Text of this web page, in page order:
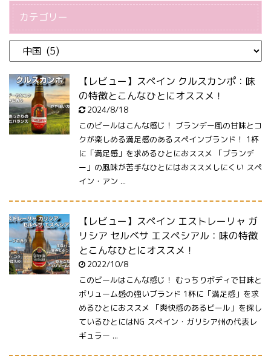
カテゴリー
【レビュー】スペイン クルスカンポ：味
の特徴とこんなひとにオススメ！
2024/8/18
このビールはこんな感じ！ ブランデー風の甘味とコ
クが楽しめる満足感のあるスペインブランド！ 1杯
に「満足感」を求めるひとにおススメ 「ブランデ
ー」の風味が苦手なひとにはおススメしにくい スペ
イン・アン ...
【レビュー】スペイン エストレーリャ ガ
リシア セルベサ エスペシアル：味の特徴
とこんなひとにオススメ！
2022/10/8
このビールはこんな感じ！ むっちりボディで甘味と
ボリューム感の強いブランド 1杯に「満足感」を求
めるひとにおススメ 「爽快感のあるビール」を探し
ているひとにはNG スペイン・ガリシア州の代表レ
ギュラー ...